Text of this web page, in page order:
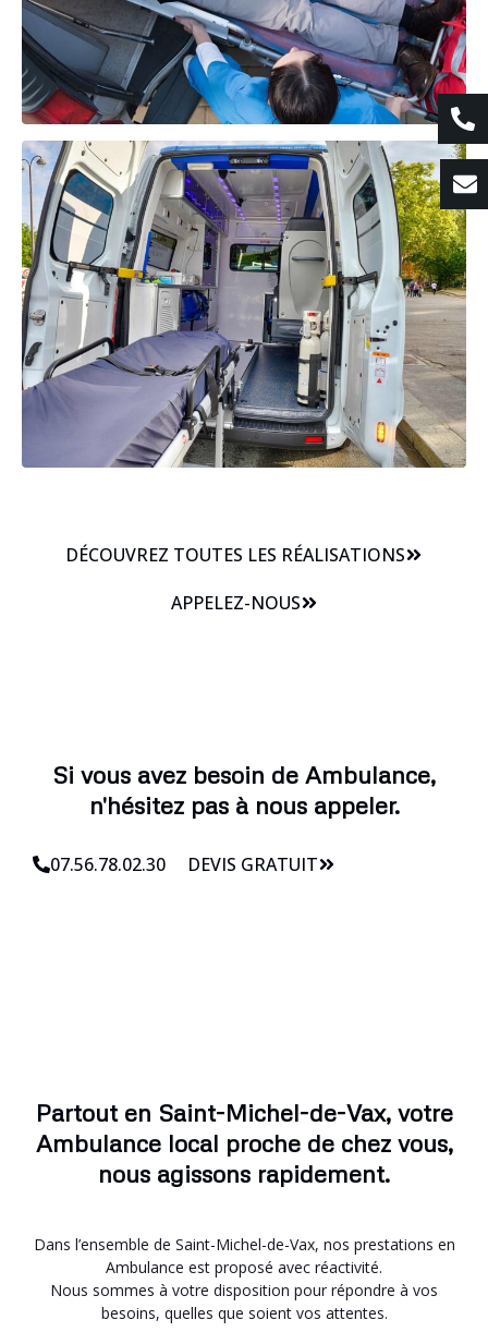
DÉCOUVREZ TOUTES LES RÉALISATIONS
APPELEZ-NOUS
Si vous avez besoin de Ambulance,
n'hésitez pas à nous appeler.
07.56.78.02.30 DEVIS GRATUIT
Partout en Saint-Michel-de-Vax, votre
Ambulance local proche de chez vous,
nous agissons rapidement.
Dans l’ensemble de Saint-Michel-de-Vax, nos prestations en
Ambulance est proposé avec réactivité.
Nous sommes à votre disposition pour répondre à vos
besoins, quelles que soient vos attentes.